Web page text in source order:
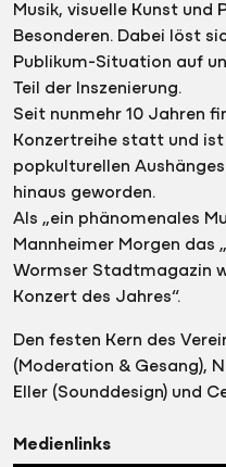
Musik, visuelle Kunst
Besonderen. Dabei löst
Publikum-Situation auf
Teil der Inszenierung.
Seit nunmehr 10 Jahren
Konzertreihe statt und
popkulturellen
hinaus geworden.
Als „ein phänomenales
Mannheimer Morgen das
Wormser Stadtmagazin
Konzert des Jahres“.
Den festen Kern des
(Moderation & Gesang),
Eller (Sounddesign) und
Medienlinks